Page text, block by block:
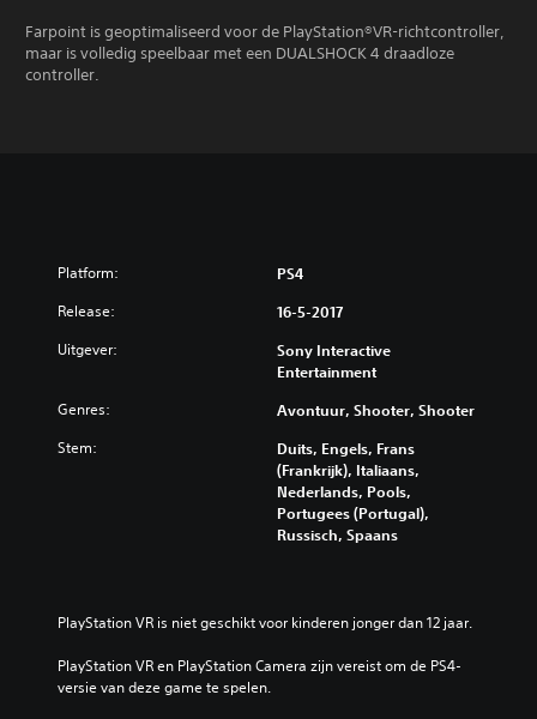
Farpoint is geoptimaliseerd voor de PlayStation®VR-richtcontroller,
maar is volledig speelbaar met een DUALSHOCK 4 draadloze
controller.
Platform: PS4
Release: 16-5-2017
Uitgever:
Sony Interactive
Entertainment
Genres: Avontuur, Shooter, Shooter
Stem:
Duits, Engels, Frans
(Frankrijk), Italiaans,
Nederlands, Pools,
Portugees (Portugal),
Russisch, Spaans
PlayStation VR is niet geschikt voor kinderen jonger dan 12 jaar.
PlayStation VR en PlayStation Camera zijn vereist om de PS4-
versie van deze game te spelen.